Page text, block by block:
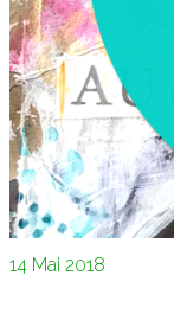
14 Mai 2018